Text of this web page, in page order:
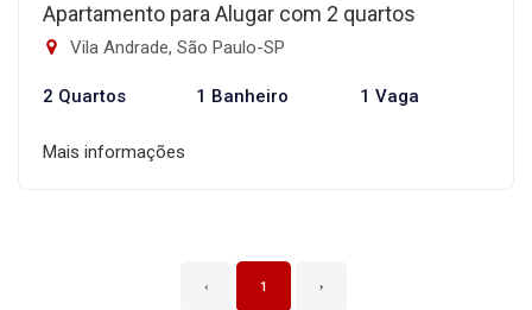
Apartamento para Alugar com 2 quartos
Vila Andrade, São Paulo-SP
2 Quartos 1 Banheiro 1 Vaga
Mais informações
‹ 1 ›